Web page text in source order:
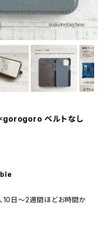
gorogoro ベルトなし
日〜2週間ほどお時間か